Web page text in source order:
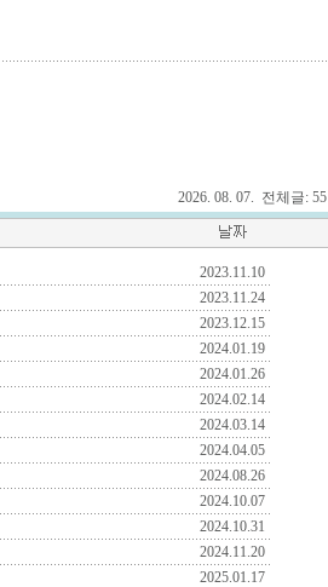
2026. 08. 07. 전체글: 55
2023.11.10
2023.11.24
2023.12.15
2024.01.19
2024.01.26
2024.02.14
2024.03.14
2024.04.05
2024.08.26
2024.10.07
2024.10.31
2024.11.20
2025.01.17